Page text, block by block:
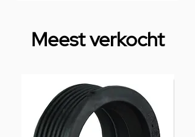
Meest verkocht